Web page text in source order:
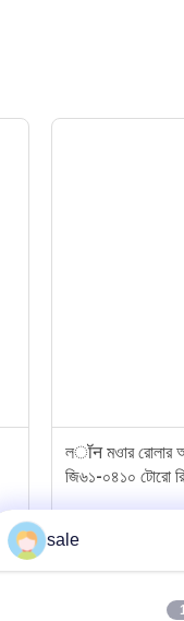
লॉन মওার রোলার
জি৬১-০৪১০ টোরো
sale